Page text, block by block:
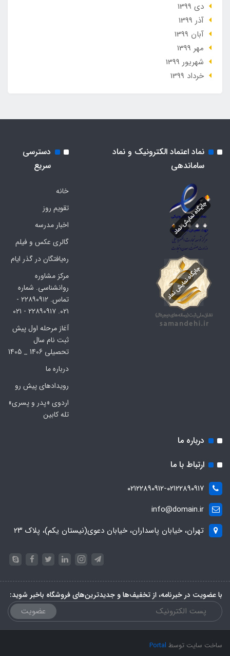
دی 1399
آذر 1399
آبان 1399
مهر 1399
شهریور 1399
خرداد 1399
نماد اعتماد الکترونیک و نماد
ساماندهی
دسترسی
سریع
خانه
تقویم روز
اخبار مدرسه
گالری عکس و فیلم
ره‌یافتگان در گذر ایام
مرکز مشاوره
روانشناسی. شماره
تماس. ۲۲۸۹۰۹۱۲ -
۰۲۱. ۲۲۸۹۰۹۱۷ - ۰۲۱
آغاز مرحله اول پیش
ثبت نام سال
تحصیلی 1406 _ 1405
درباره ما
رویدادهای پیش رو
اردوی «پدر و پسری»
تله کابین
درباره ما
ارتباط با ما
۰۲۱۲۲۸۹۰۹۱۲-۰۲۱۲۲۸۹۰۹۱۷
info@domain.ir
تهران، خیابان پاسداران، خیابان دعوی(نیستان یکم)، پلاک ۲۳
با عضویت در خبرنامه، از تخفیف‌ها و جدیدترین‌های فروشگاه باخبر شوید:
عضویت
ساخت سایت توسط Portal